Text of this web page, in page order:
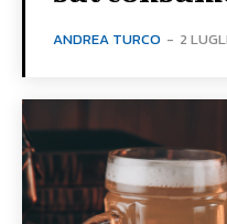
ANDREA TURCO - 2